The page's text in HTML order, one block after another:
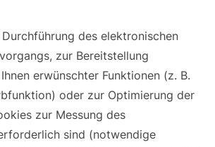
des elektronischen
zur Bereitstellung
erwünschter Funktionen (z. B.
oder zur Optimierung der
zur Messung des
sind (notwendige